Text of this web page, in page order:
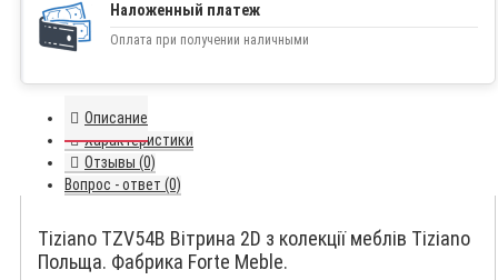
Наложенный платеж
Оплата при получении наличными
Описание
Характеристики
Отзывы (0)
Вопрос - ответ (0)
Tiziano TZV54B Вітрина 2D з колекції меблів Tiziano
Польща. Фабрика Forte Meble.